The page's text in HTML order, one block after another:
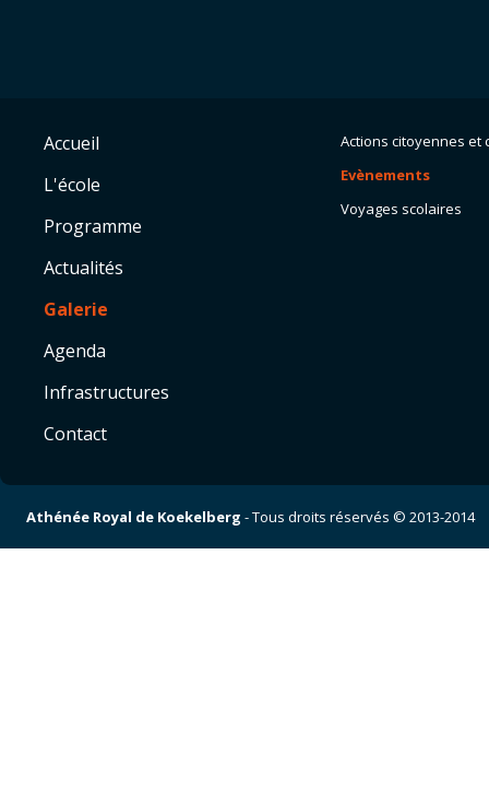
Accueil
L'école
Programme
Actualités
Galerie
Agenda
Infrastructures
Contact
Actions citoyennes et
Evènements
Voyages scolaires
Athénée Royal de Koekelberg - Tous droits réservés © 2013-2014